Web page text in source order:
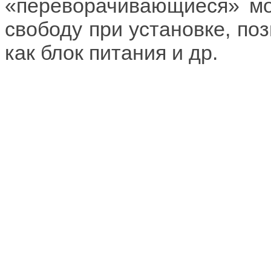
«переворачивающиеся»
свободу при установке,
как блок питания и др.